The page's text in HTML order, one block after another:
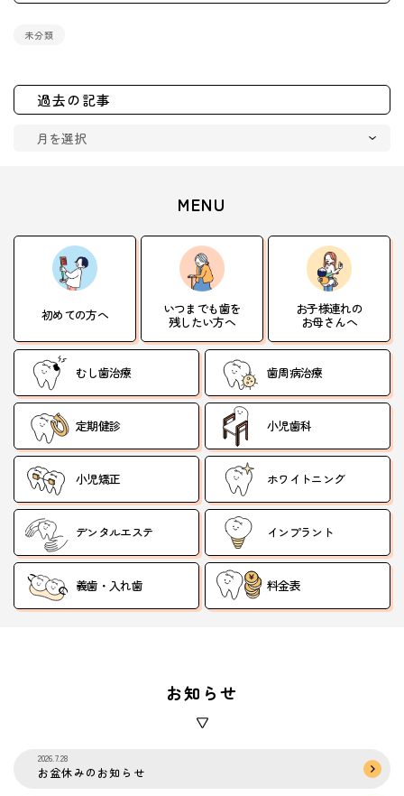
未分類
過去の記事
MENU
初めての方へ いつまでも歯を
残したい方へ
お子様連れの
お母さんへ
むし歯治療 歯周病治療
定期健診 小児歯科
小児矯正 ホワイトニング
デンタルエステ インプラント
義歯・入れ歯 料金表
お知らせ
2026.7.28
お盆休みのお知らせ